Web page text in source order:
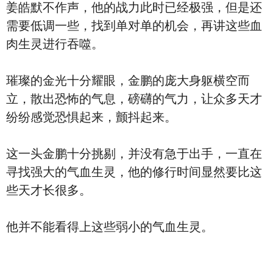
姜皓默不作声，他的战力此时已经极强，但是还
需要低调一些，找到单对单的机会，再讲这些血
肉生灵进行吞噬。
璀璨的金光十分耀眼，金鹏的庞大身躯横空而
立，散出恐怖的气息，磅礴的气力，让众多天才
纷纷感觉恐惧起来，颤抖起来。
这一头金鹏十分挑剔，并没有急于出手，一直在
寻找强大的气血生灵，他的修行时间显然要比这
些天才长很多。
他并不能看得上这些弱小的气血生灵。